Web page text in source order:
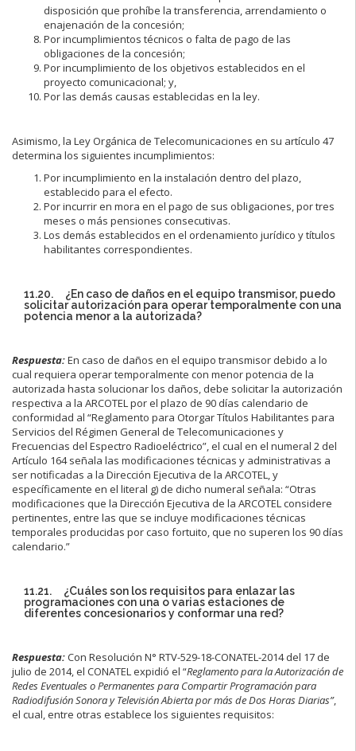
disposición que prohíbe la transferencia, arrendamiento o
enajenación de la concesión;
Por incumplimientos técnicos o falta de pago de las
obligaciones de la concesión;
Por incumplimiento de los objetivos establecidos en el
proyecto comunicacional; y,
Por las demás causas establecidas en la ley.
Asimismo, la Ley Orgánica de Telecomunicaciones en su artículo 47
determina los siguientes incumplimientos:
Por incumplimiento en la instalación dentro del plazo,
establecido para el efecto.
Por incurrir en mora en el pago de sus obligaciones, por tres
meses o más pensiones consecutivas.
Los demás establecidos en el ordenamiento jurídico y títulos
habilitantes correspondientes.
11.20. ¿En caso de daños en el equipo transmisor, puedo
solicitar autorización para operar temporalmente con una
potencia menor a la autorizada?
Respuesta:En caso de daños en el equipo transmisor debido a lo
cual requiera operar temporalmente con menor potencia de la
autorizada hasta solucionar los daños, debe solicitar la autorización
respectiva a la ARCOTEL por el plazo de 90 días calendario de
conformidad al “Reglamento para Otorgar Títulos Habilitantes para
Servicios del Régimen General de Telecomunicaciones y
Frecuencias del Espectro Radioeléctrico”, el cual en el numeral 2 del
Artículo 164 señala las modificaciones técnicas y administrativas a
ser notificadas a la Dirección Ejecutiva de la ARCOTEL, y
específicamente en el literal g) de dicho numeral señala: “Otras
modificaciones que la Dirección Ejecutiva de la ARCOTEL considere
pertinentes, entre las que se incluye modificaciones técnicas
temporales producidas por caso fortuito, que no superen los 90 días
calendario.”
11.21. ¿Cuáles son los requisitos para enlazar las
programaciones con una o varias estaciones de
diferentes concesionarios y conformar una red?
Respuesta:Con Resolución N° RTV-529-18-CONATEL-2014 del 17 de
julio de 2014, el CONATEL expidió el “Reglamento para la Autorización de
Redes Eventuales o Permanentes para Compartir Programación para
Radiodifusión Sonora y Televisión Abierta por más de Dos Horas Diarias”,
el cual, entre otras establece los siguientes requisitos: